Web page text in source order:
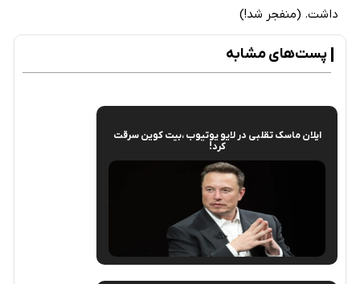
داشت. (منفجر شد!)
پست‌های مشابه
ایلان ماسک تقلبی در لایو یوتیوب ،بیت کوین سرقت
کرد!